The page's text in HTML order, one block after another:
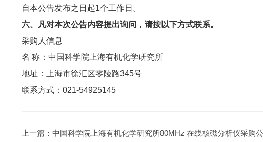
自本公告发布之日起1个工作日。
六、凡对本次公告内容提出询问，请按以下方式联系。
采购人信息
名 称：中国科学院上海有机化学研究所
地址：上海市徐汇区零陵路345号
联系方式： 021-54925145
上一篇： 中国科学院上海有机化学研究所80MHz 在线核磁分析仪采购